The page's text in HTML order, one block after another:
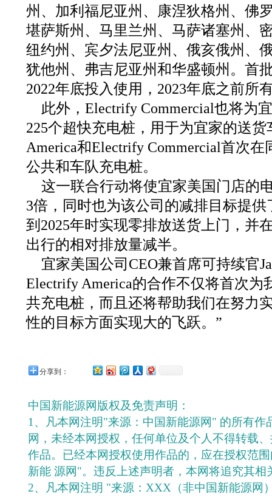
州、加利福尼亚州、康涅狄格州、佛
堪萨斯州、马里兰州、马萨诸塞州、
纽约州、宾夕法尼亚州、俄亥俄州、
犹他州、弗吉尼亚州和华盛顿州。首
2022年底投入使用，2023年底之前所
此外，Electrify Commercial也将为
225个超快充电桩，用于为宜家的送
America和Electrify Commercial首次
公共和车队充电桩。
这一联合行动将使宜家美国门店的
3倍，同时也为该公司的减排目标提
到2025年时实现零排放送货上门，并
出行的相对排放量减半。
宜家美国公司CEO兼首席可持续官
Electrify America的合作不仅将首次为
共充电桩，而且还将帮助我们在努力
性的目标方面实现大的飞跃。”
分享到：
中国新能源网版权及免责声明：
1、凡本网注明"来源：中国新能源网" 的所有作
网，未经本网授权，任何单位及个人不得转载
作品。已经本网授权使用作品的，应在授权范
新能 源网"。违反上述声明者，本网将追究其相
2、凡本网注明 "来源：XXX（非中国新能源网